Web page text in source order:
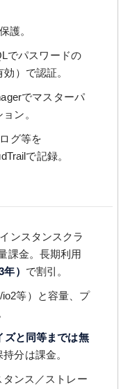
護。
でパスワードの
）で認証。
でマスターパ
ン。
グ等を
で記録。
ンスタンスクラ
課金。長期利用
） で割引。
io2等）と容量、プ
ズと同等までは無
分は課金。
ンス／ストレー